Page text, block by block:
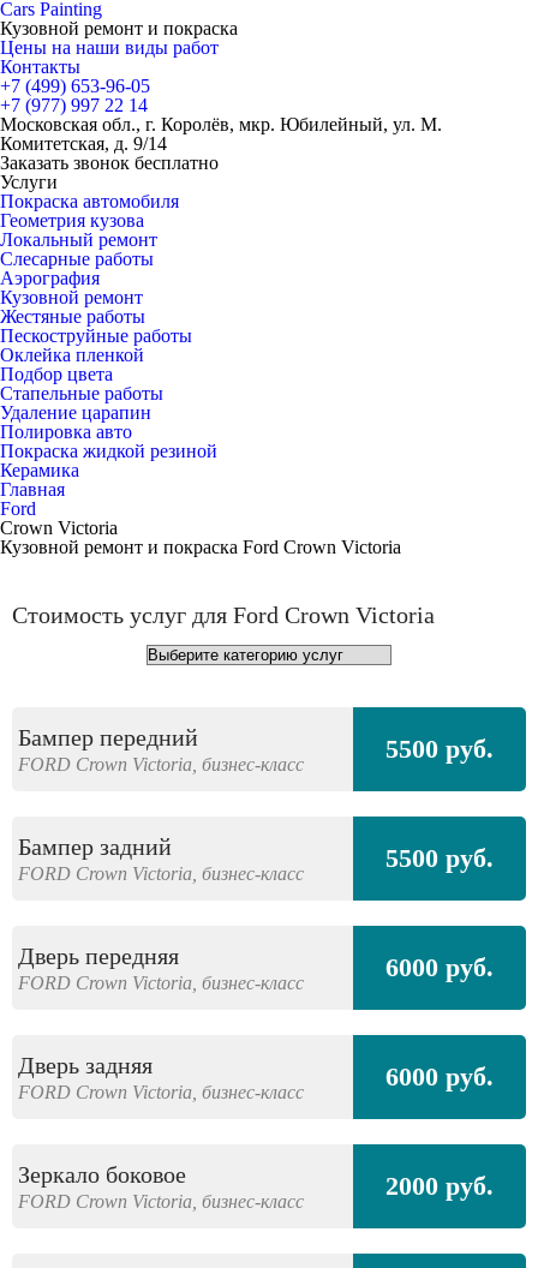
Cars Painting
Кузовной ремонт и покраска
Цены на наши виды работ
Контакты
+7 (499) 653-96-05
+7 (977) 997 22 14
Московская обл., г. Королёв, мкр. Юбилейный, ул. М.
Комитетская, д. 9/14
Заказать звонок бесплатно
Услуги
Покраска автомобиля
Геометрия кузова
Локальный ремонт
Слесарные работы
Аэрография
Кузовной ремонт
Жестяные работы
Пескоструйные работы
Оклейка пленкой
Подбор цвета
Стапельные работы
Удаление царапин
Полировка авто
Покраска жидкой резиной
Керамика
Главная
Ford
Crown Victoria
Кузовной ремонт и покраска Ford Crown Victoria
Стоимость услуг для Ford Crown Victoria
Бампер передний
FORD Crown Victoria, бизнес-класс 5500 руб.
Бампер задний
FORD Crown Victoria, бизнес-класс 5500 руб.
Дверь передняя
FORD Crown Victoria, бизнес-класс 6000 руб.
Дверь задняя
FORD Crown Victoria, бизнес-класс 6000 руб.
Зеркало боковое
FORD Crown Victoria, бизнес-класс 2000 руб.